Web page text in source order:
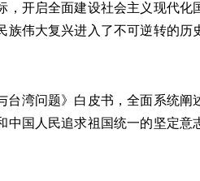
开启全面建设社会主义现代化
族伟大复兴进入了不可逆转的历
湾问题》白皮书，全面系统阐
中国人民追求祖国统一的坚定意